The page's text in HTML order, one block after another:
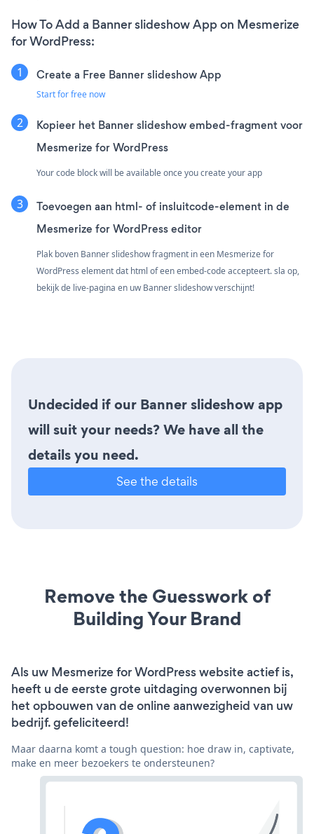
How To Add a Banner slideshow App on Mesmerize
for WordPress:
Create a Free Banner slideshow App
Start for free now
Kopieer het Banner slideshow embed-fragment voor
Mesmerize for WordPress
Your code block will be available once you create your app
Toevoegen aan html- of insluitcode-element in de
Mesmerize for WordPress editor
Plak boven Banner slideshow fragment in een Mesmerize for
WordPress element dat html of een embed-code accepteert. sla op,
bekijk de live-pagina en uw Banner slideshow verschijnt!
Undecided if our Banner slideshow app
will suit your needs? We have all the
details you need.
See the details
Remove the Guesswork of
Building Your Brand
Als uw Mesmerize for WordPress website actief is,
heeft u de eerste grote uitdaging overwonnen bij
het opbouwen van de online aanwezigheid van uw
bedrijf. gefeliciteerd!
Maar daarna komt a tough question: hoe draw in, captivate,
make en meer bezoekers te ondersteunen?